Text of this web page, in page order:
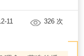
11 326 次